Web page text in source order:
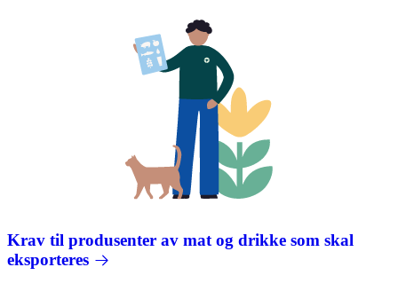
Krav til produsenter av mat og drikke som skal
eksporteres